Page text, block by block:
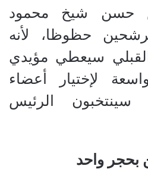
حسن شيخ محمود
حظوظا، لأنه
القبلي سيعطي مؤيدي
لإختيار أعضاء
سينتخبون الرئيس